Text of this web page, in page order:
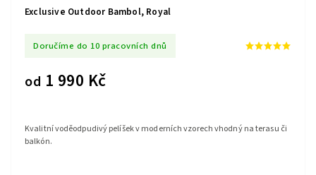
Exclusive Outdoor Bambol, Royal
Doručíme do 10 pracovních dnů
od 1 990 Kč
Kvalitní voděodpudivý pelíšek v moderních vzorech vhodný na terasu či
balkón.